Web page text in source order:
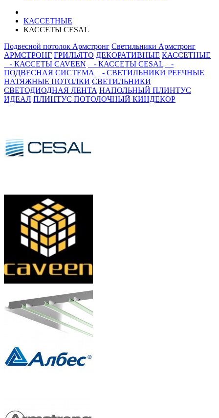
КАССЕТНЫЕ
КАССЕТЫ CESAL
Подвесной потолок Армстронг Светильники Армстронг
АРМСТРОНГ ГРИЛЬЯТО ДЕКОРАТИВНЫЕ КАССЕТНЫЕ
- КАССЕТЫ CAVEEN
- КАССЕТЫ CESAL
-
ПОДВЕСНАЯ СИСТЕМА
- СВЕТИЛЬНИКИ РЕЕЧНЫЕ
НАТЯЖНЫЕ ПОТОЛКИ СВЕТИЛЬНИКИ
СВЕТОДИОДНАЯ ЛЕНТА НАПОЛЬНЫЙ ПЛИНТУС
ИДЕАЛ ПЛИНТУС ПОТОЛОЧНЫЙ КИНДЕКОР